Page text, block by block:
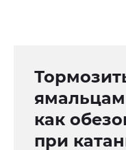
ямальцам
как
при